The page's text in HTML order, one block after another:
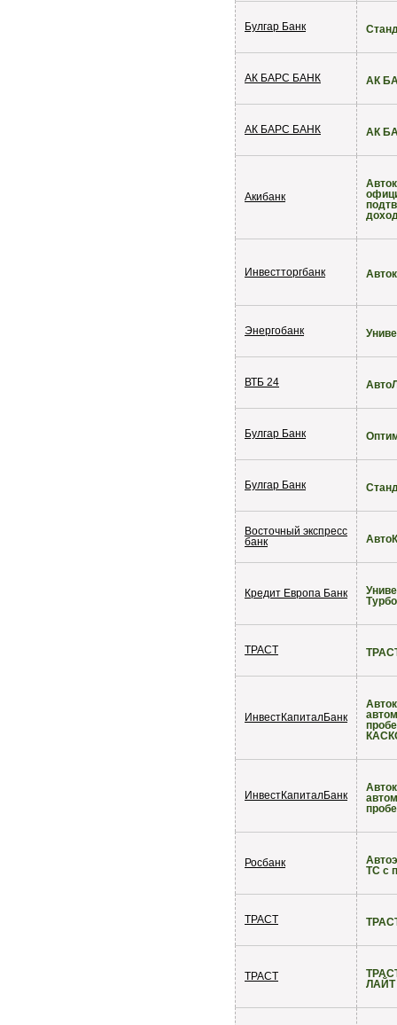
Булгар Банк
АК БАРС БАНК АК
АК БАРС БАНК АК
Акибанк
Инвестторгбанк
Энергобанк
ВТБ 24
Булгар Банк
Булгар Банк
Восточный экспресс
банк
Кредит Европа Банк
Турбо
ТРАСТ
ИнвестКапиталБанк
ИнвестКапиталБанк
Росбанк
ТС с
ТРАСТ
ТРАСТ
ЛАЙТ